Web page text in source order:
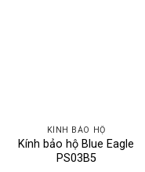
KÍNH BẢO HỘ
Kính bảo hộ Blue Eagle
PS03B5